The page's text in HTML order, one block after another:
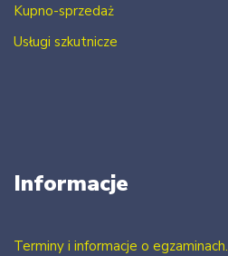
Kupno-sprzedaż
Usługi szkutnicze
Informacje
Terminy i informacje o egzaminach.